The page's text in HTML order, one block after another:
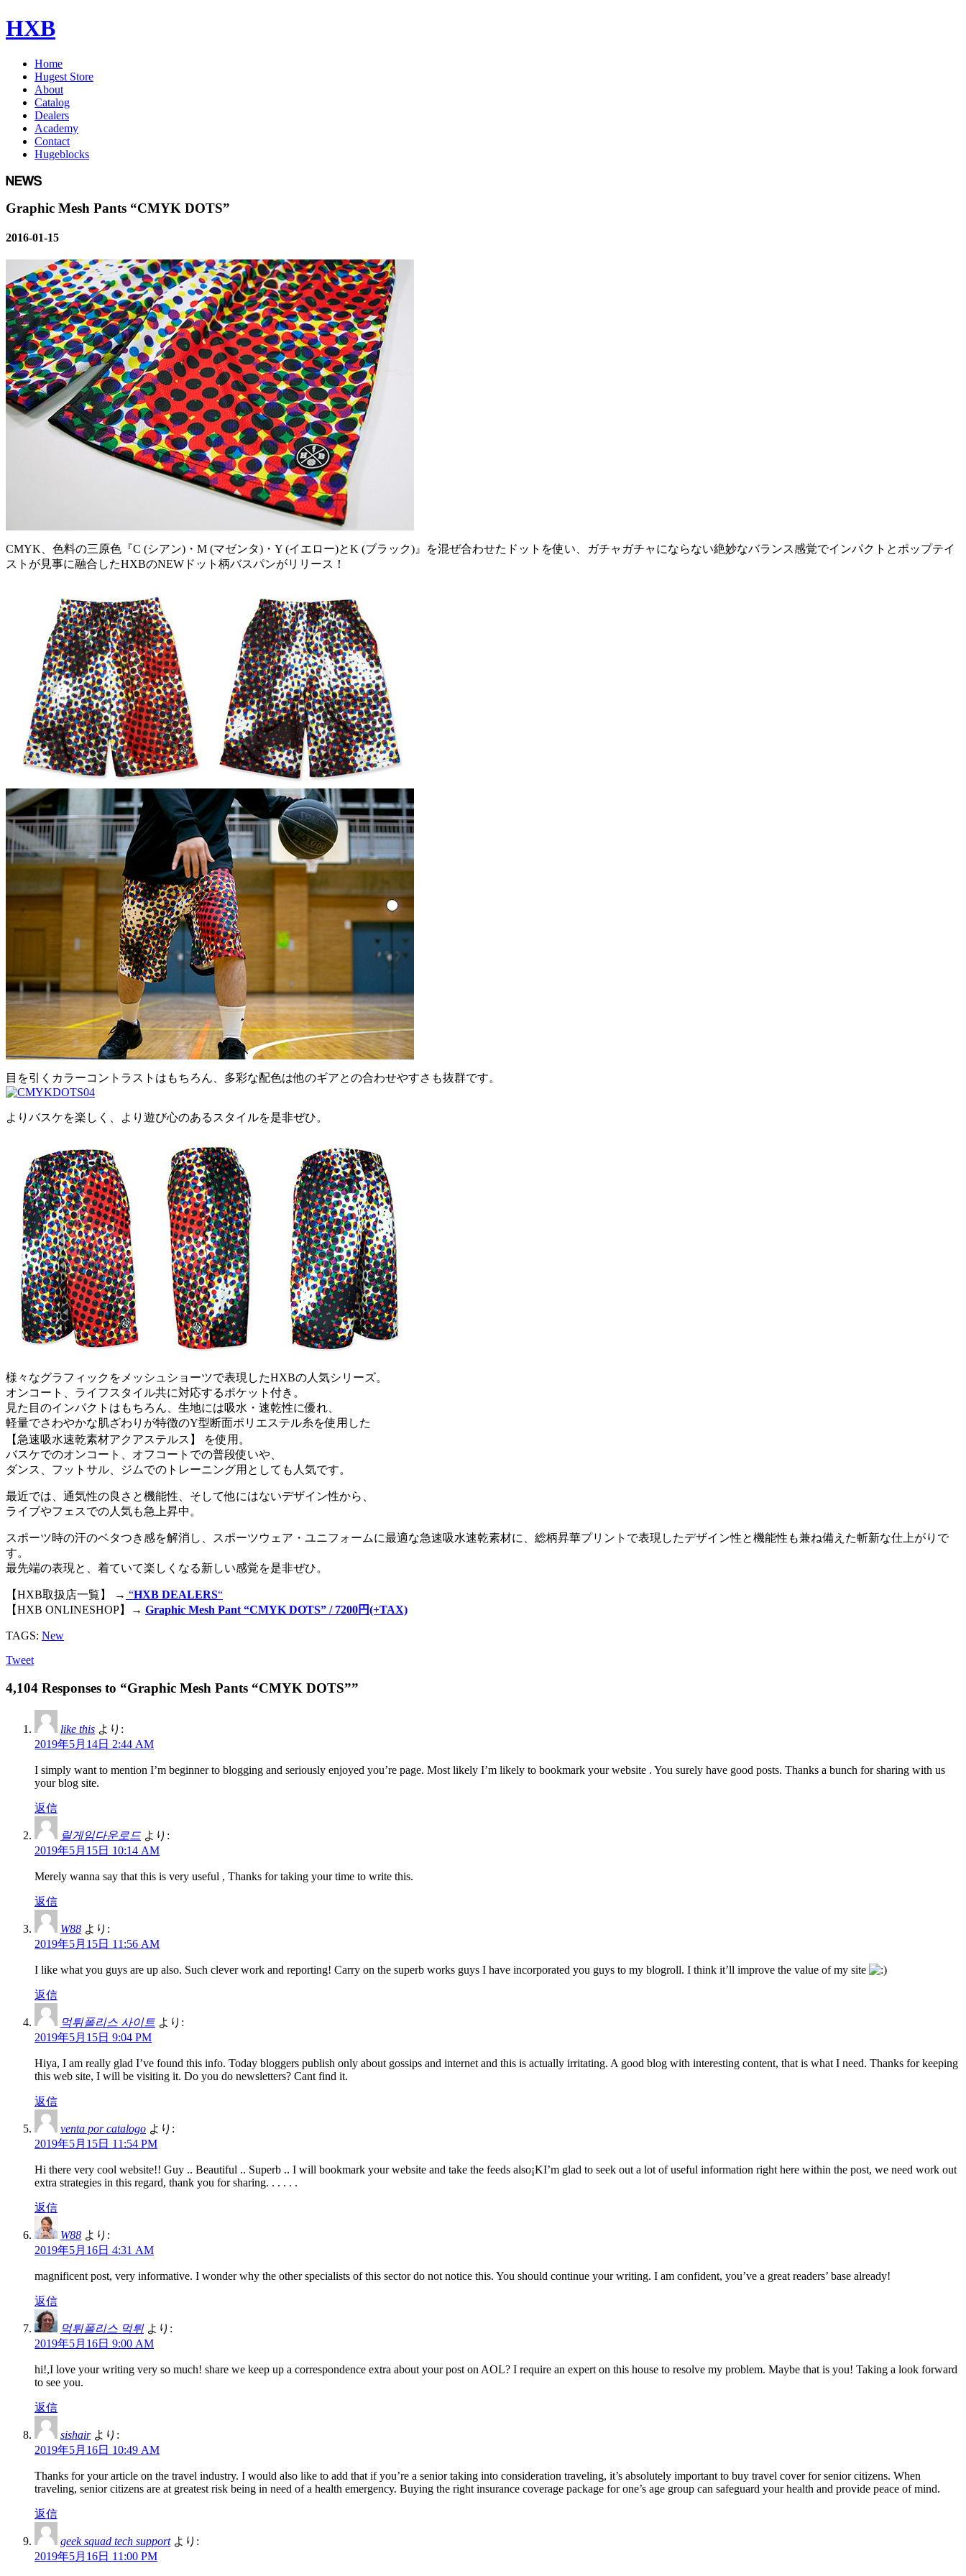
HXB
Home
Hugest Store
About
Catalog
Dealers
Academy
Contact
Hugeblocks
Graphic Mesh Pants “CMYK DOTS”
2016-01-15
CMYK、色料の三原色『C (シアン)・M (マゼンタ)・Y (イエロー)とK (ブラック)』を混ぜ合わせたドットを使い、ガチャガチャにならない絶妙なバランス感覚でインパクトとポップテイ
ストが見事に融合したHXBのNEWドット柄バスパンがリリース！
目を引くカラーコントラストはもちろん、多彩な配色は他のギアとの合わせやすさも抜群です。
よりバスケを楽しく、より遊び心のあるスタイルを是非ぜひ。
様々なグラフィックをメッシュショーツで表現したHXBの人気シリーズ。
オンコート、ライフスタイル共に対応するポケット付き。
見た目のインパクトはもちろん、生地には吸水・速乾性に優れ、
軽量でさわやかな肌ざわりが特徴のY型断面ポリエステル糸を使用した
【急速吸水速乾素材アクアステルス】 を使用。
バスケでのオンコート、オフコートでの普段使いや、
ダンス、フットサル、ジムでのトレーニング用としても人気です。
最近では、通気性の良さと機能性、そして他にはないデザイン性から、
ライブやフェスでの人気も急上昇中。
スポーツ時の汗のベタつき感を解消し、スポーツウェア・ユニフォームに最適な急速吸水速乾素材に、総柄昇華プリントで表現したデザイン性と機能性も兼ね備えた斬新な仕上がりで
す。
最先端の表現と、着ていて楽しくなる新しい感覚を是非ぜひ。
【HXB取扱店一覧】 → “HXB DEALERS“
【HXB ONLINESHOP】→ Graphic Mesh Pant “CMYK DOTS” / 7200円(+TAX)
TAGS: New
Tweet
4,104 Responses to “Graphic Mesh Pants “CMYK DOTS””
like this より:
2019年5月14日 2:44 AM
I simply want to mention I’m beginner to blogging and seriously enjoyed you’re page. Most likely I’m likely to bookmark your website . You surely have good posts. Thanks a bunch for sharing with us
your blog site.
返信
릴게임다운로드 より:
2019年5月15日 10:14 AM
Merely wanna say that this is very useful , Thanks for taking your time to write this.
返信
W88 より:
2019年5月15日 11:56 AM
I like what you guys are up also. Such clever work and reporting! Carry on the superb works guys I have incorporated you guys to my blogroll. I think it’ll improve the value of my site
返信
먹튀폴리스 사이트 より:
2019年5月15日 9:04 PM
Hiya, I am really glad I’ve found this info. Today bloggers publish only about gossips and internet and this is actually irritating. A good blog with interesting content, that is what I need. Thanks for keeping
this web site, I will be visiting it. Do you do newsletters? Cant find it.
返信
venta por catalogo より:
2019年5月15日 11:54 PM
Hi there very cool website!! Guy .. Beautiful .. Superb .. I will bookmark your website and take the feeds also¡KI’m glad to seek out a lot of useful information right here within the post, we need work out
extra strategies in this regard, thank you for sharing. . . . . .
返信
W88 より:
2019年5月16日 4:31 AM
magnificent post, very informative. I wonder why the other specialists of this sector do not notice this. You should continue your writing. I am confident, you’ve a great readers’ base already!
返信
먹튀폴리스 먹튀 より:
2019年5月16日 9:00 AM
hi!,I love your writing very so much! share we keep up a correspondence extra about your post on AOL? I require an expert on this house to resolve my problem. Maybe that is you! Taking a look forward
to see you.
返信
sishair より:
2019年5月16日 10:49 AM
Thanks for your article on the travel industry. I would also like to add that if you’re a senior taking into consideration traveling, it’s absolutely important to buy travel cover for senior citizens. When
traveling, senior citizens are at greatest risk being in need of a health emergency. Buying the right insurance coverage package for one’s age group can safeguard your health and provide peace of mind.
返信
geek squad tech support より:
2019年5月16日 11:00 PM